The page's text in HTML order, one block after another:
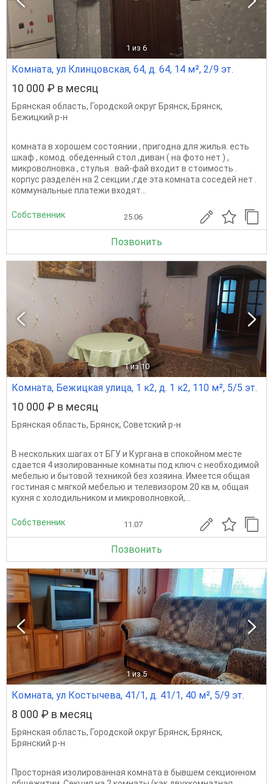
1 из 6
Комната, ул Клинцовская, 64, д. 64, 14 м², 2/9 эт.
10 000 ₽ в месяц
Брянская область, Городской округ Брянск, Брянск,
Бежицкий р-н
комната в хорошем состоянии , пригодна для жилья. есть
шкаф , комод. обеденный стол ,диван ( на фото нет ) ,
микроволновка , стулья . вай-фай входит в стоимость .
корпус разделён на 2 секции ,где эта комната соседей нет .
коммунальные платежи входят...
Собственник 25.06
Позвонить
1 из 10
Комната, Бежицкая улица, 1 к2, д. 1 к2, 110 м², 5/5 эт.
10 000 ₽ в месяц
Брянская область, Брянск, Советский р-н
В нескольких шагах от БГУ и Кургана в спокойном месте
сдается 4 изолированные комнаты под ключ с необходимой
мебелью и бытовой техникой без хозяина. Имеется общая
гостиная с мягкой мебелью и телевизором 20 кв.м, общая
кухня с холодильником и микроволновкой,...
Собственник 11.07
Позвонить
1 из 5
Комната, ул Костычева, 41/1, д. 41/1, 40 м², 5/9 эт.
8 000 ₽ в месяц
Брянская область, Городской округ Брянск, Брянск,
Брянский р-н
Просторная изолированная комната в бывшем секционном